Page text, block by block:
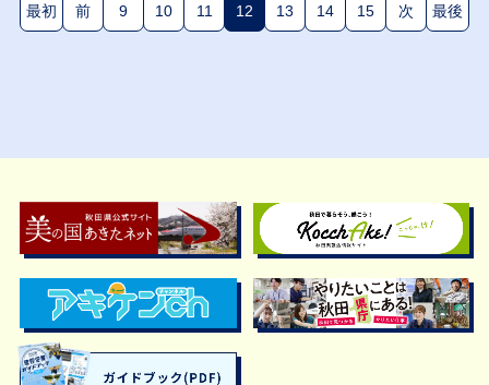
最初 前 9 10 11 12(現在のページ)
13 14 15 次 最後